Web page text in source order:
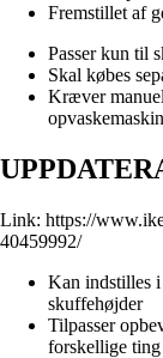
Fremstillet af
Passer kun til
Skal købes
Kræver
Link: https://
40459992/
Kan indstilles i
skuffehøjder
Tilpasser
forskellige ting